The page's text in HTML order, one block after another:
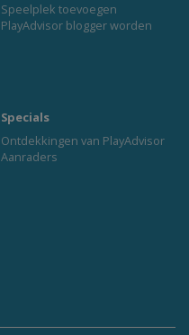
Speelplek toevoegen
PlayAdvisor blogger worden
Specials
Ontdekkingen van PlayAdvisor
Aanraders